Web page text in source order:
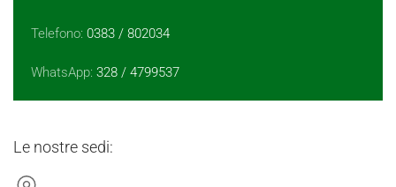
Telefono: 0383 / 802034
WhatsApp: 328 / 4799537
Le nostre sedi: